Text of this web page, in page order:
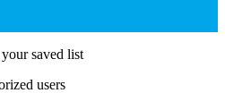
saved list
users